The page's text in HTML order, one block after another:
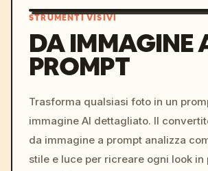
colors, 8k
STRUMENTI VISIVI
DA IMMAGINE
PROMPT
Trasforma qualsiasi foto in un
immagine AI dettagliato. Il
da immagine a prompt analizza
stile e luce per ricreare ogni look in